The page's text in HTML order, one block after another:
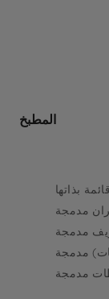
المطبخ
بذاتها
مدمجة
مدمجة
مدمجة
مدمجة